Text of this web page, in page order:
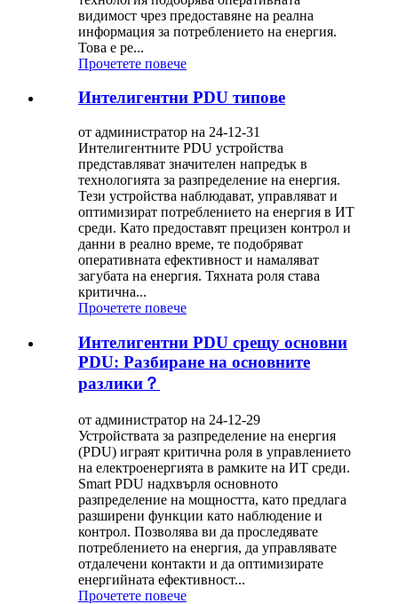
видимост чрез предоставяне на реална
информация за потреблението на енергия.
Това е ре...
Прочетете повече
Интелигентни PDU типове
от администратор на 24-12-31
Интелигентните PDU устройства
представляват значителен напредък в
технологията за разпределение на енергия.
Тези устройства наблюдават, управляват и
оптимизират потреблението на енергия в ИТ
среди. Като предоставят прецизен контрол и
данни в реално време, те подобряват
оперативната ефективност и намаляват
загубата на енергия. Тяхната роля става
критична...
Прочетете повече
Интелигентни PDU срещу основни
PDU: Разбиране на основните
разлики？
от администратор на 24-12-29
Устройствата за разпределение на енергия
(PDU) играят критична роля в управлението
на електроенергията в рамките на ИТ среди.
Smart PDU надхвърля основното
разпределение на мощността, като предлага
разширени функции като наблюдение и
контрол. Позволява ви да проследявате
потреблението на енергия, да управлявате
отдалечени контакти и да оптимизирате
енергийната ефективност...
Прочетете повече